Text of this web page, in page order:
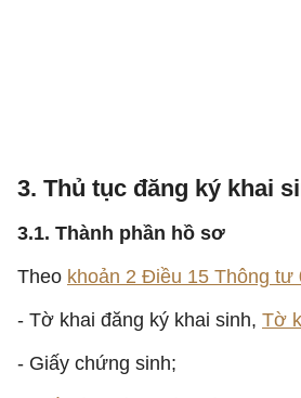
3. Thủ tục đăng ký khai
3.1. Thành phần hồ sơ
Theo khoản 2 Điều 15 Thông tư
- Tờ khai đăng ký khai sinh, Tờ
- Giấy chứng sinh;